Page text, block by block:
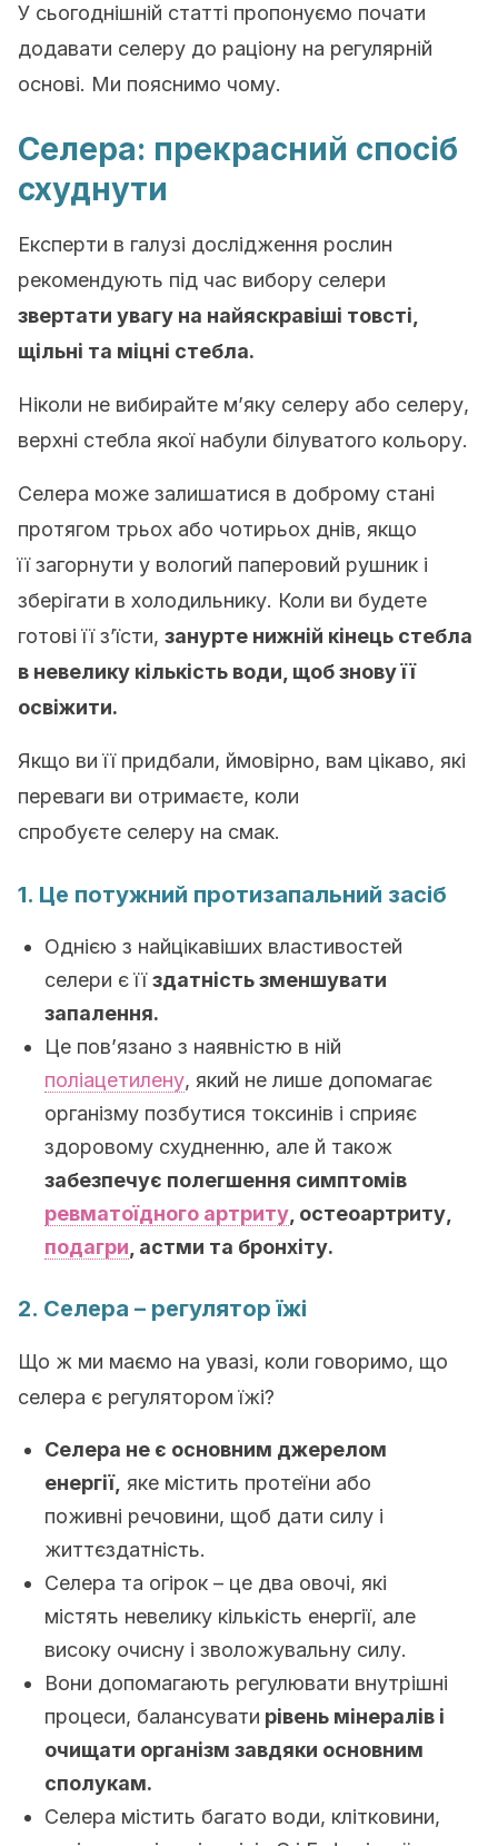
У сьогоднішній статті пропонуємо почати
додавати селеру до раціону на регулярній
основі. Ми пояснимо чому.
Селера: прекрасний спосіб
схуднути
Експерти в галузі дослідження рослин
рекомендують під час вибору селери
звертати увагу на найяскравіші товсті,
щільні та міцні стебла.
Ніколи не вибирайте м’яку селеру або селеру,
верхні стебла якої набули білуватого кольору.
Селера може залишатися в доброму стані
протягом трьох або чотирьох днів, якщо
її загорнути у вологий паперовий рушник і
зберігати в холодильнику. Коли ви будете
готові її з’їсти, занурте нижній кінець стебла
в невелику кількість води, щоб знову її
освіжити.
Якщо ви її придбали, ймовірно, вам цікаво, які
переваги ви отримаєте, коли
спробуєте селеру на смак.
1. Це потужний протизапальний засіб
Однією з найцікавіших властивостей
селери є їїздатність зменшувати
запалення.
Це пов’язано з наявністю в ній
поліацетилену, який не лише допомагає
організму позбутися токсинів і сприяє
здоровому схудненню, але й також
забезпечує полегшення симптомів
ревматоїдного артриту , остеоартриту,
подагри , астми та бронхіту.
2. Селера – регулятор їжі
Що ж ми маємо на увазі, коли говоримо, що
селера є регулятором їжі?
Селера не є основним джерелом
енергії, яке містить протеїни або
поживні речовини, щоб дати силу і
життєздатність.
Селера та огірок – це два овочі, які
містять невелику кількість енергії, але
високу очисну і зволожувальну силу.
Вони допомагають регулювати внутрішні
процеси, балансувати рівень мінералів і
очищати організм завдяки основним
сполукам.
Селера містить багато води, клітковини,